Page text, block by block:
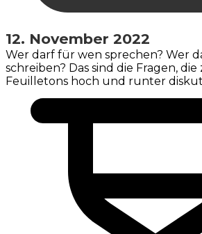
12. November 2022
Wer darf für wen sprechen? Wer
schreiben? Das sind die Fragen,
Feuilletons hoch und runter